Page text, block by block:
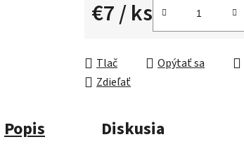
€7/ ks
Jednotková cena:
Tlač Opýtať sa
Zdieľať
Popis Diskusia